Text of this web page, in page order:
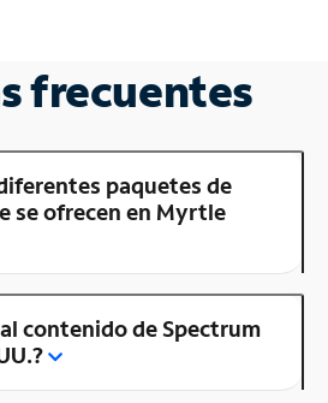
frecuentes
paquetes de
se ofrecen en Myrtle
contenido de Spectrum